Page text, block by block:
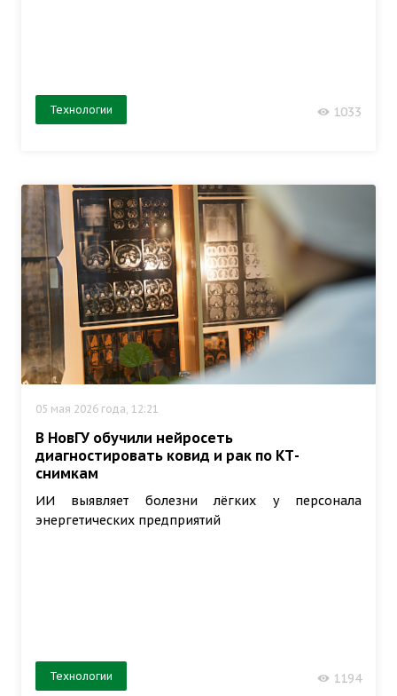
Технологии 1033
05 мая 2026 года, 12:21
В НовГУ обучили нейросеть
диагностировать ковид и рак по КТ-
снимкам
ИИ выявляет болезни лёгких у персонала
энергетических предприятий
Технологии 1194